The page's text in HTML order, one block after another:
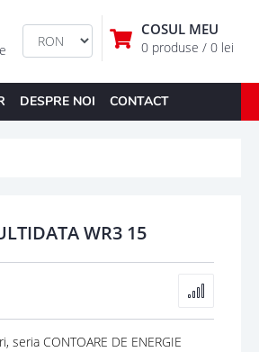
COSUL MEU
0 produse / 0 lei
DESPRE NOI CONTACT
WR3 15
seria CONTOARE DE ENERGIE